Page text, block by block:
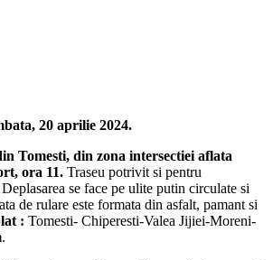
20 aprilie 2024.
Tomesti, din zona intersectiei aflata
ora 11. Traseu potrivit si pentru
se face pe ulite putin circulate si
de rulare este formata din asfalt, pamant si
: Tomesti- Chiperesti-Valea Jijiei-Moreni-
.